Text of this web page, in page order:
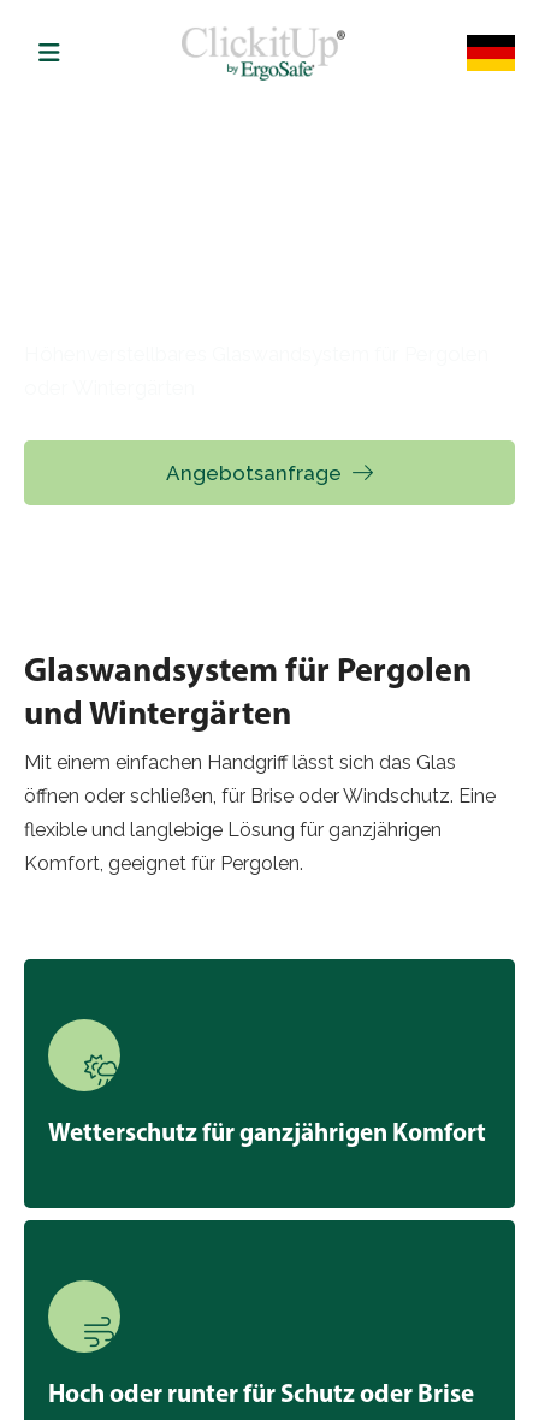
Angebotsanfrage
Glaswandsystem für Pergolen
und Wintergärten
Mit einem einfachen Handgriff lässt sich das Glas
öffnen oder schließen, für Brise oder Windschutz. Eine
flexible und langlebige Lösung für ganzjährigen
Komfort, geeignet für Pergolen.
Wetterschutz für ganzjährigen Komfort
Hoch oder runter für Schutz oder Brise